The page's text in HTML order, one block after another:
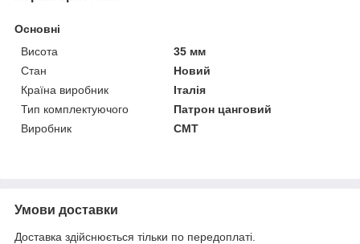
Основні
Висота
35 мм
Стан
Новий
Країна виробник
Італія
Тип комплектуючого
Патрон цанговий
Виробник
СМТ
Умови доставки
Доставка здійснюється тільки по передоплаті.